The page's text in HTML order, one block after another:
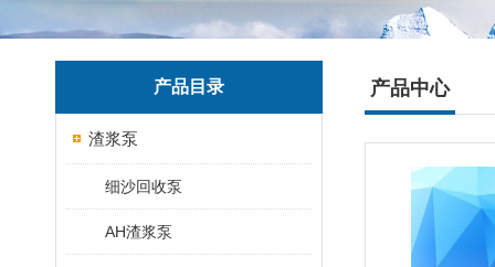
产品目录
渣浆泵
细沙回收泵
AH渣浆泵
产品中心